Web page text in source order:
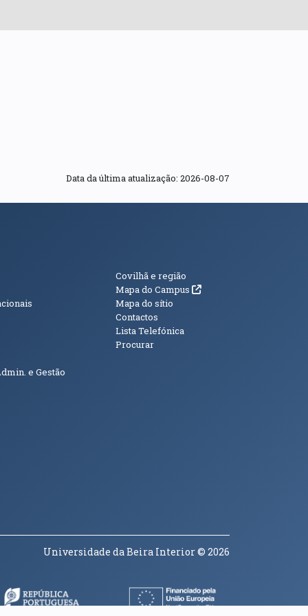
Data da última atualização: 2026-08-07
e Gestão
Informações
Covilhã e região
Mapa do Campus (abre em nova janela)
Mapa do sítio
Contactos
Lista Telefónica
Procurar
Universidade da Beira Interior© 2026
janela) (abre em nova janela)